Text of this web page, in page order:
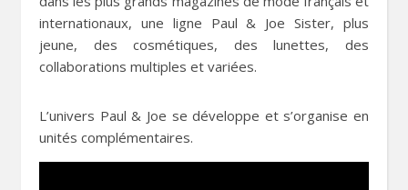
internationaux, une ligne Paul & Joe Sister, plus
jeune, des cosmétiques, des lunettes, des
collaborations multiples et variées.
L’univers Paul & Joe se développe et s’organise en
unités complémentaires.